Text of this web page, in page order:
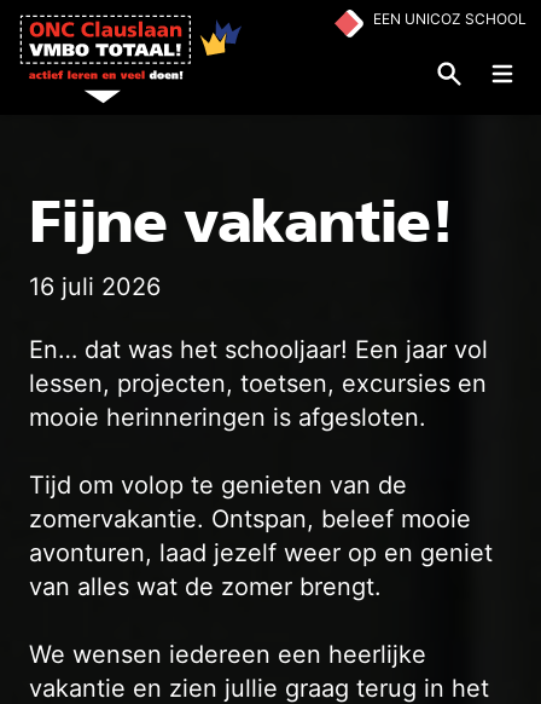
Ga naar de inhoud EEN UNICOZ SCHOOL
Fijne vakantie!
16 juli 2026
En… dat was het schooljaar! Een jaar vol
lessen, projecten, toetsen, excursies en
mooie herinneringen is afgesloten.
Tijd om volop te genieten van de
zomervakantie. Ontspan, beleef mooie
avonturen, laad jezelf weer op en geniet
van alles wat de zomer brengt.
We wensen iedereen een heerlijke
vakantie en zien jullie graag terug in het